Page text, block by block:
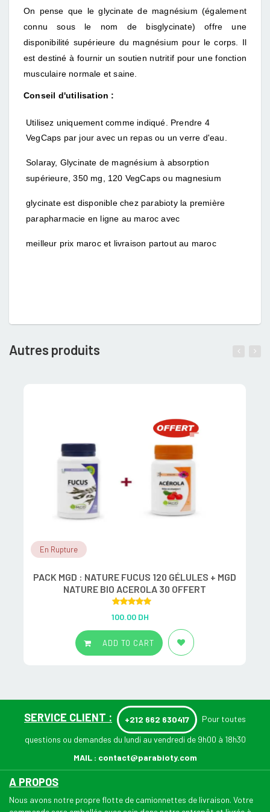
On pense que le glycinate de magnésium (également
connu sous le nom de bisglycinate) offre une
disponibilité supérieure du magnésium pour le corps. Il
est destiné à fournir un soutien nutritif pour une fonction
musculaire normale et saine.
Conseil d'utilisation :
Utilisez uniquement comme indiqué. Prendre 4
VegCaps par jour avec un repas ou un verre d'eau.
Solaray, Glycinate de magnésium à absorption
supérieure, 350 mg, 120 VegCaps ou magnesium
glycinate est disponible chez parabioty la première
parapharmacie en ligne au maroc avec
meilleur prix maroc et livraison partout au maroc
Autres produits
En Rupture
PACK MGD : NATURE FUCUS 120 GÉLULES + MGD
NATURE BIO ACEROLA 30 OFFERT
out of 5
100.00 DH
ADD TO CART
SERVICE CLIENT : +212 662 630417 Pour toutes
questions ou demandes du lundi au vendredi de 9h00 à 18h30
MAIL : contact@parabioty.com
A PROPOS
Nous avons notre propre flotte de camionnettes de livraison. Votre